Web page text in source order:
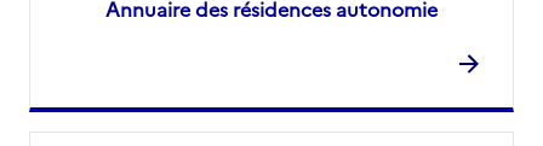
Annuaire des résidences autonomie